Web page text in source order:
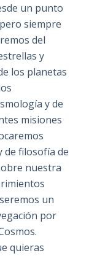
un punto
siempre
del
y
los planetas
y de
misiones
de filosofía de
nuestra
un
por
quieras